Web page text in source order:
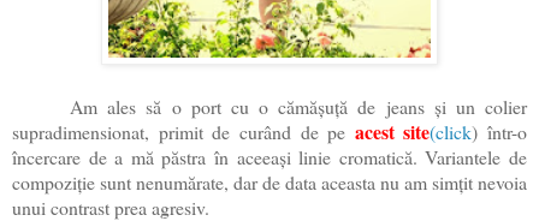
Am ales să o port cu o cămășuță de jeans și un colier
supradimensionat, primit de curând de pe acest site(click) într-o
încercare de a mă păstra în aceeași linie cromatică. Variantele de
compoziție sunt nenumărate, dar de data aceasta nu am simțit nevoia
unui contrast prea agresiv.